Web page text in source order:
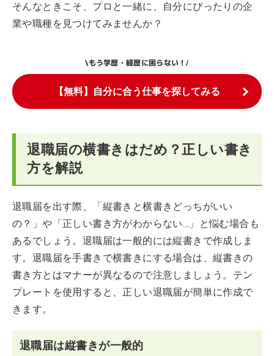
そんなときこそ、プロと一緒に、自分にぴったりの企
業や職種を見つけてみませんか？
\もう学歴・経歴に困らない！/
【無料】自分に合う仕事を探してみる
退職届の横書きはだめ？正しい書き
方を解説
退職届を出す際、「縦書きと横書きどっちがいい
の？」や「正しい書き方がわからない…」と悩む場合も
あるでしょう。退職届は一般的には縦書きで作成しま
す。退職届を手書きで横書きにする場合は、縦書きの
書き方とはマナーが異なるので注意しましょう。テン
プレートを使用すると、正しい退職届が簡単に作成で
きます。
退職届は縦書きが一般的